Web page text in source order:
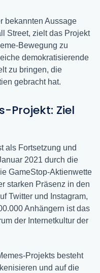
bekannten Aussage
Street, zielt das Projekt
Bewegung zu
demokratisierende
zu bringen, die
gebracht hat.
Projekt: Ziel
als Fortsetzung und
2021 durch die
GameStop-Aktienwette
starken Präsenz in den
Twitter und Instagram,
Anhängern ist das
der Internetkultur der
Projekts besteht
und auf die